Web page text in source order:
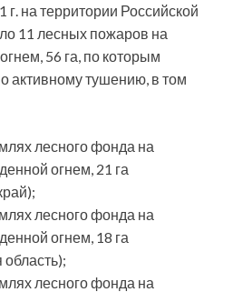
г. на территории Российской
11 лесных пожаров на
56 га, по которым
активному тушению, в том
лесного фонда на
огнем, 21 га
лесного фонда на
огнем, 18 га
область);
лесного фонда на